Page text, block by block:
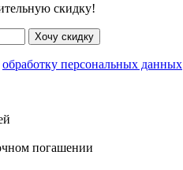
скидку!
Хочу скидку
обработку персональных данных
погашении